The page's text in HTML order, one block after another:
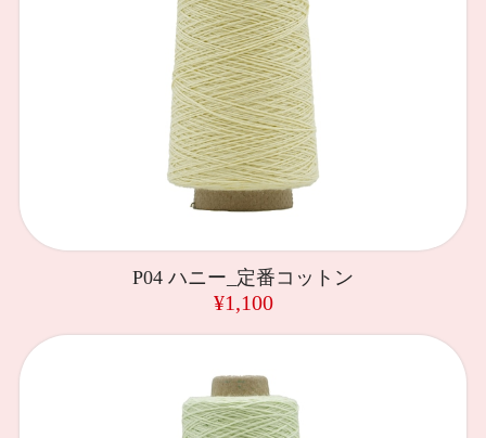
P04 ハニー_定番コットン
¥1,100